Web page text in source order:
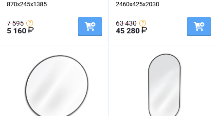
870х245х1385
7 595
5 160
2460х425х2030
63 430
45 280